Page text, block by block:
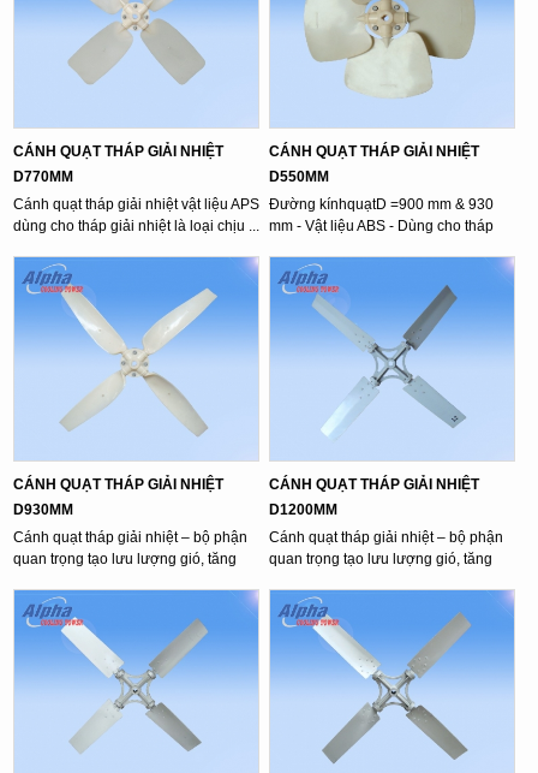
CÁNH QUẠT THÁP GIẢI NHIỆT
D770MM
Cánh quạt tháp giải nhiệt vật liệu APS
dùng cho tháp giải nhiệt là loại chịu ...
CÁNH QUẠT THÁP GIẢI NHIỆT
D550MM
Đường kínhquạtD =900 mm & 930
mm - Vật liệu ABS - Dùng cho tháp
CÁNH QUẠT THÁP GIẢI NHIỆT
D930MM
Cánh quạt tháp giải nhiệt – bộ phận
quan trọng tạo lưu lượng gió, tăng
CÁNH QUẠT THÁP GIẢI NHIỆT
D1200MM
Cánh quạt tháp giải nhiệt – bộ phận
quan trọng tạo lưu lượng gió, tăng